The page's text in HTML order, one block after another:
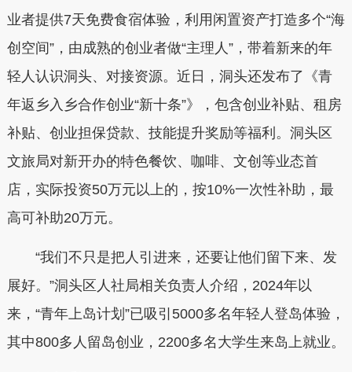
业者提供7天免费食宿体验，利用闲置资产打造多个“海
创空间”，由成熟的创业者做“主理人”，带着新来的年
轻人认识洞头、对接资源。近日，洞头还发布了《青
年返乡入乡合作创业“新十条”》，包含创业补贴、租房
补贴、创业担保贷款、技能提升奖励等福利。洞头区
文旅局对新开办的特色餐饮、咖啡、文创等业态首
店，实际投资50万元以上的，按10%一次性补助，最
高可补助20万元。
“我们不只是把人引进来，还要让他们留下来、发
展好。”洞头区人社局相关负责人介绍，2024年以
来，“青年上岛计划”已吸引5000多名年轻人登岛体验，
其中800多人留岛创业，2200多名大学生来岛上就业。